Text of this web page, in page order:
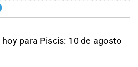
hoy para Piscis: 10 de agosto